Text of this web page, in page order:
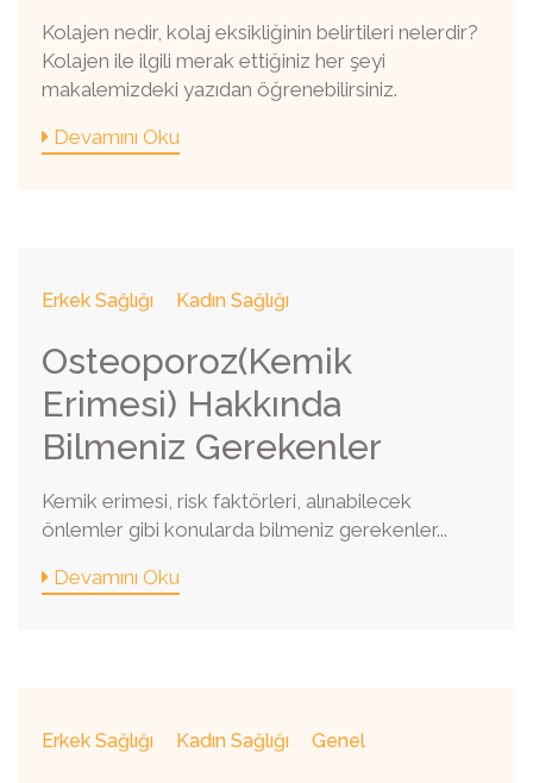
Kolajen nedir, kolaj eksikliğinin belirtileri nelerdir?
Kolajen ile ilgili merak ettiğiniz her şeyi
makalemizdeki yazıdan öğrenebilirsiniz.
Devamını Oku
Erkek Sağlığı Kadın Sağlığı
Osteoporoz(Kemik
Erimesi) Hakkında
Bilmeniz Gerekenler
Kemik erimesi, risk faktörleri, alınabilecek
önlemler gibi konularda bilmeniz gerekenler...
Devamını Oku
Erkek Sağlığı Kadın Sağlığı Genel